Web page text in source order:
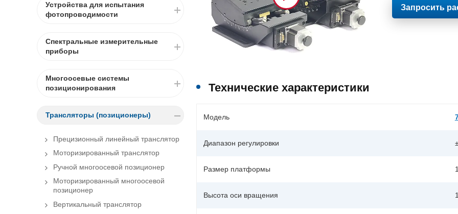
Запросить
Технические характеристики
Модель
Диапазон регулировки
Размер платформы
Высота оси вращения
Устройства для испытания
фотопроводимости
Спектральные измерительные
приборы
Многоосевые системы
позиционирования
Трансляторы (позиционеры)
Прецизионный линейный транслятор
Моторизированный транслятор
Ручной многоосевой позиционер
Моторизированный многоосевой
позиционер
Вертикальный транслятор